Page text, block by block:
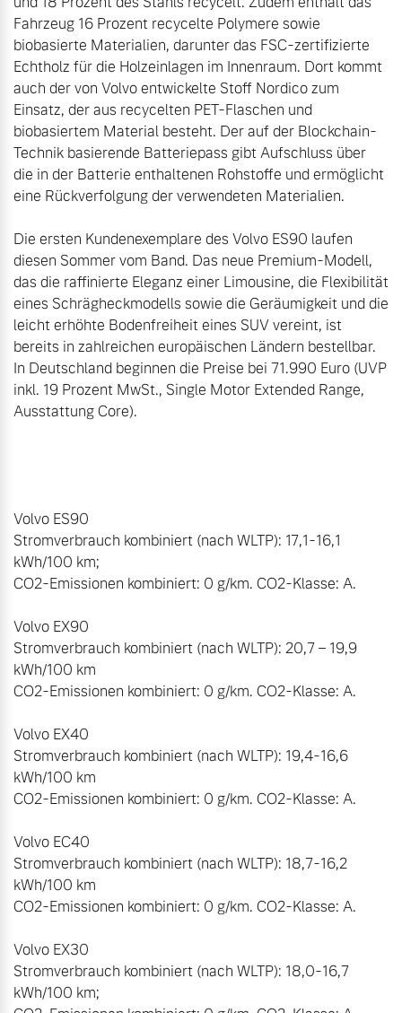
Fahrzeug 16 Prozent recycelte Polymere sowie
biobasierte Materialien, darunter das FSC-zertifizierte
Echtholz für die Holzeinlagen im Innenraum. Dort kommt
auch der von Volvo entwickelte Stoff Nordico zum
Einsatz, der aus recycelten PET-Flaschen und
biobasiertem Material besteht. Der auf der Blockchain-
Technik basierende Batteriepass gibt Aufschluss über
die in der Batterie enthaltenen Rohstoffe und ermöglicht
eine Rückverfolgung der verwendeten Materialien.
Die ersten Kundenexemplare des Volvo ES90 laufen
diesen Sommer vom Band. Das neue Premium-Modell,
das die raffinierte Eleganz einer Limousine, die Flexibilität
eines Schrägheckmodells sowie die Geräumigkeit und die
leicht erhöhte Bodenfreiheit eines SUV vereint, ist
bereits in zahlreichen europäischen Ländern bestellbar.
In Deutschland beginnen die Preise bei 71.990 Euro (UVP
inkl. 19 Prozent MwSt., Single Motor Extended Range,
Ausstattung Core).
Volvo ES90
Stromverbrauch kombiniert (nach WLTP): 17,1-16,1
kWh/100 km;
CO2-Emissionen kombiniert: 0 g/km. CO2-Klasse: A.
Volvo EX90
Stromverbrauch kombiniert (nach WLTP): 20,7 – 19,9
kWh/100 km
CO2-Emissionen kombiniert: 0 g/km. CO2-Klasse: A.
Volvo EX40
Stromverbrauch kombiniert (nach WLTP): 19,4-16,6
kWh/100 km
CO2-Emissionen kombiniert: 0 g/km. CO2-Klasse: A.
Volvo EC40
Stromverbrauch kombiniert (nach WLTP): 18,7-16,2
kWh/100 km
CO2-Emissionen kombiniert: 0 g/km. CO2-Klasse: A.
Volvo EX30
Stromverbrauch kombiniert (nach WLTP): 18,0-16,7
kWh/100 km;